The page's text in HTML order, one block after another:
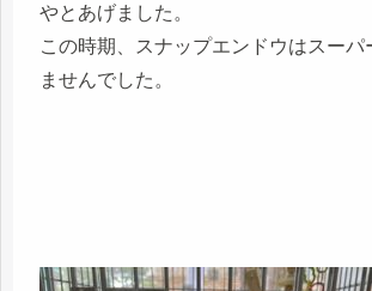
やとあげました。
この時期、スナップエンドウはスーパ
ませんでした。